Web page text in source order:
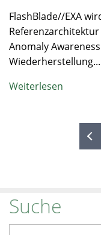
FlashBlade//EXA
Anomaly
Wiederherstellung...
Weiterlesen
Suche